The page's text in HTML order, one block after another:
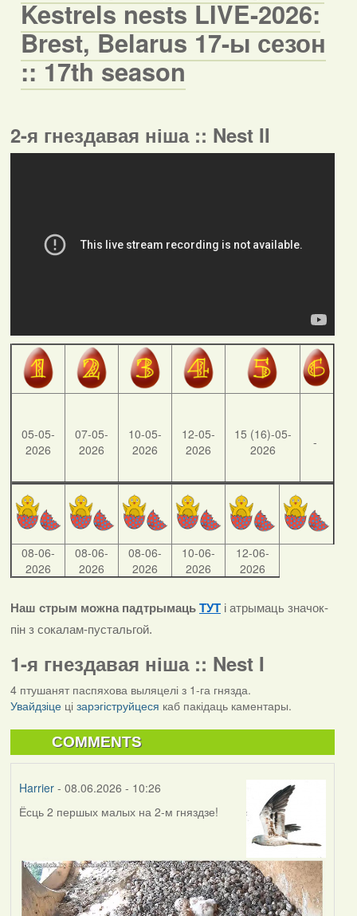
Kestrels nests LIVE-2026:
Brest, Belarus 17-ы сезон
:: 17th season
2-я гнездавая ніша :: Nest II
05-05-
2026
07-05-
2026
10-05-
2026
12-05-
2026
15 (16)-05-
2026
-
08-06-
2026
08-06-
2026
08-06-
2026
10-06-
2026
12-06-
2026
Наш стрым можна падтрымаць ТУТ і атрымаць значок-
пін з сокалам-пустальгой.
1-я гнездавая ніша :: Nest I
4 птушанят паспяхова выляцелі з 1-га гнязда.
Увайдзіцеці зарэгіструйцеся каб пакідаць каментары.
COMMENTS
Harrier- 08.06.2026 - 10:26
Ёсць 2 першых малых на 2-м гняздзе!